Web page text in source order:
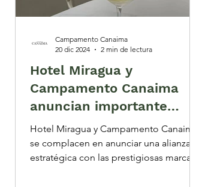
Hotel Miragua y
Campamento Canaima
anuncian importante
alianza con Ron Santa
Teresa y Tequila Don Julio
Hotel Miragua y Campamento Canaima
se complacen en anunciar una alianza
estratégica con las prestigiosas marcas
Campamento Canaima
20 dic 2024
2 min de lectura